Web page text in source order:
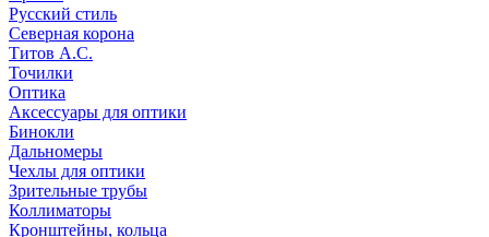
Русский стиль
Северная корона
Титов А.С.
Точилки
Оптика
Аксессуары для оптики
Бинокли
Дальномеры
Чехлы для оптики
Зрительные трубы
Коллиматоры
Кронштейны, кольца